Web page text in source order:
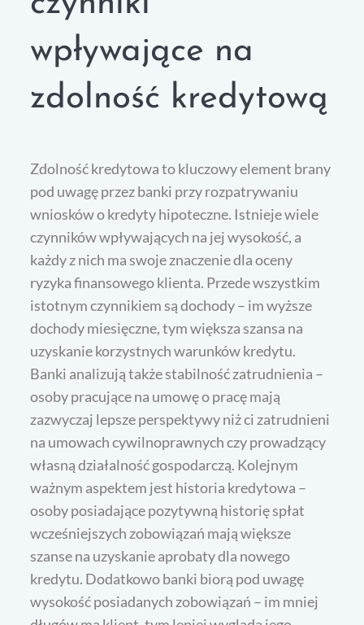
wpływające na
zdolność kredytową
Zdolność kredytowa to kluczowy element brany
pod uwagę przez banki przy rozpatrywaniu
wniosków o kredyty hipoteczne. Istnieje wiele
czynników wpływających na jej wysokość, a
każdy z nich ma swoje znaczenie dla oceny
ryzyka finansowego klienta. Przede wszystkim
istotnym czynnikiem są dochody – im wyższe
dochody miesięczne, tym większa szansa na
uzyskanie korzystnych warunków kredytu.
Banki analizują także stabilność zatrudnienia –
osoby pracujące na umowę o pracę mają
zazwyczaj lepsze perspektywy niż ci zatrudnieni
na umowach cywilnoprawnych czy prowadzący
własną działalność gospodarczą. Kolejnym
ważnym aspektem jest historia kredytowa –
osoby posiadające pozytywną historię spłat
wcześniejszych zobowiązań mają większe
szanse na uzyskanie aprobaty dla nowego
kredytu. Dodatkowo banki biorą pod uwagę
wysokość posiadanych zobowiązań – im mniej